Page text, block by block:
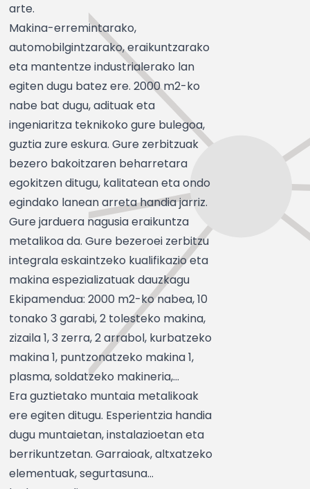
arte.
Makina-erremintarako,
automobilgintzarako, eraikuntzarako
eta mantentze industrialerako lan
egiten dugu batez ere. 2000 m2-ko
nabe bat dugu, adituak eta
ingeniaritza teknikoko gure bulegoa,
guztia zure eskura. Gure zerbitzuak
bezero bakoitzaren beharretara
egokitzen ditugu, kalitatean eta ondo
egindako lanean arreta handia jarriz.
Gure jarduera nagusia eraikuntza
metalikoa da. Gure bezeroei zerbitzu
integrala eskaintzeko kualifikazio eta
makina espezializatuak dauzkagu
Ekipamendua: 2000 m2-ko nabea, 10
tonako 3 garabi, 2 tolesteko makina,
zizaila 1, 3 zerra, 2 arrabol, kurbatzeko
makina 1, puntzonatzeko makina 1,
plasma, soldatzeko makineria,...
Era guztietako muntaia metalikoak
ere egiten ditugu. Esperientzia handia
dugu muntaietan, instalazioetan eta
berrikuntzetan. Garraioak, altxatzeko
elementuak, segurtasuna...